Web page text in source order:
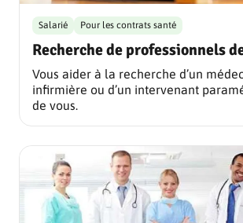
Recherche de professionnels
Salarié Pour les contrats santé
Vous aider à la recherche d’un
infirmière ou d’un intervenant
de vous.